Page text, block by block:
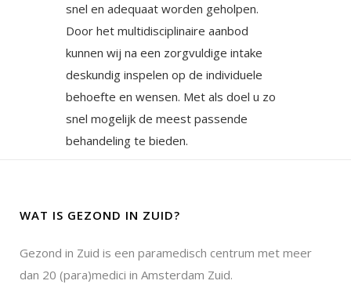
snel en adequaat worden geholpen.
Door het multidisciplinaire aanbod
kunnen wij na een zorgvuldige intake
deskundig inspelen op de individuele
behoefte en wensen. Met als doel u zo
snel mogelijk de meest passende
behandeling te bieden.
WAT IS GEZOND IN ZUID?
Gezond in Zuid is een paramedisch centrum met meer
dan 20 (para)medici in Amsterdam Zuid.